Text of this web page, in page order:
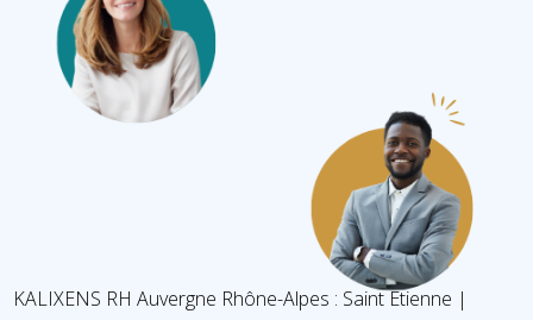
Candidats
Offres d'emploi
KALIXENS RH Auvergne Rhône-Alpes : Saint Etienne |